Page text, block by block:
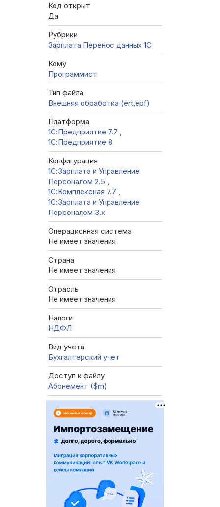
Код открыт
Да
Рубрики
Зарплата Перенос данных 1C
Кому
Программист
Тип файла
Внешняя обработка (ert,epf)
Платформа
1С:Предприятие 7.7 ,
1С:Предприятие 8
Конфигурация
1С:Зарплата и Управление
Персоналом 2.5 ,
1С:Комплексная 7.7 ,
1С:Зарплата и Управление
Персоналом 3.x
Операционная система
Не имеет значения
Страна
Не имеет значения
Отрасль
Не имеет значения
Налоги
НДФЛ
Вид учета
Бухгалтерский учет
Доступ к файлу
Абонемент ($m)